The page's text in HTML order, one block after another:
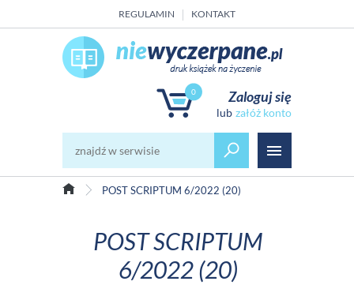
REGULAMIN KONTAKT
0 Zaloguj się
załóż konto
POST SCRIPTUM 6/2022 (20)
POST SCRIPTUM
6/2022 (20)